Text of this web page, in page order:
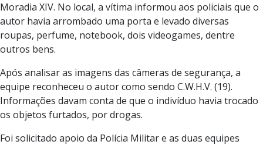
Moradia XIV. No local, a vítima informou aos policiais que o
autor havia arrombado uma porta e levado diversas
roupas, perfume, notebook, dois videogames, dentre
outros bens.
Após analisar as imagens das câmeras de segurança, a
equipe reconheceu o autor como sendo C.W.H.V. (19).
Informações davam conta de que o indivíduo havia trocado
os objetos furtados, por drogas.
Foi solicitado apoio da Polícia Militar e as duas equipes